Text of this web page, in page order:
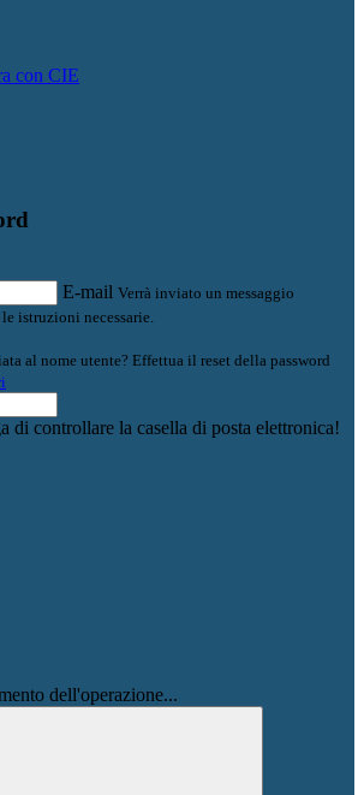
con CIE
E-mail Verrà inviato un messaggio
istruzioni necessarie.
al nome utente? Effettua il reset della password
di controllare la casella di posta elettronica!
dell'operazione...